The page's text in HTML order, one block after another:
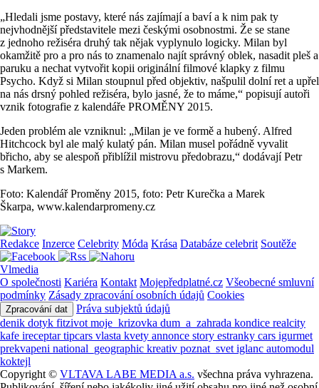
„Hledali jsme postavy, které nás zajímají a baví a k nim pak ty
nejvhodnější představitele mezi českými osobnostmi. Že se stane
z jednoho režiséra druhý tak nějak vyplynulo logicky. Milan byl
okamžitě pro a pro nás to znamenalo najít správný oblek, nasadit pleš a
paruku a nechat vytvořit kopii originální filmové klapky z filmu
Psycho. Když si Milan stoupnul před objektiv, našpulil dolní ret a upřel
na nás drsný pohled režiséra, bylo jasné, že to máme,“ popisují autoři
vznik fotografie z kalendáře PROMĚNY 2015.
Jeden problém ale vzniknul: „Milan je ve formě a hubený. Alfred
Hitchcock byl ale malý kulatý pán. Milan musel pořádně vyvalit
břicho, aby se alespoň přiblížil mistrovu předobrazu,“ dodávají Petr
s Markem.
Foto: Kalendář Proměny 2015, foto: Petr Kurečka a Marek
Škarpa, www.kalendarpromeny.cz
Redakce Inzerce Celebrity Móda Krása Databáze celebrit Soutěže
Vlmedia
O společnosti Kariéra Kontakt Mojepředplatné.cz Všeobecné smluvní
podmínky Zásady zpracování osobních údajů Cookies
Zpracování dat
Práva subjektů údajů
denik dotyk fitzivot moje_krizovka dum_a_zahrada kondice realcity
kafe ireceptartipcars vlasta kvety annonce story estranky cars igurmet
prekvapeni national_geographic kreativ poznat_svet iglanc automodul
koktejl
Copyright © VLTAVA LABE MEDIA a.s. všechna práva vyhrazena.